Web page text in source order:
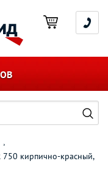
кирпично-красный,